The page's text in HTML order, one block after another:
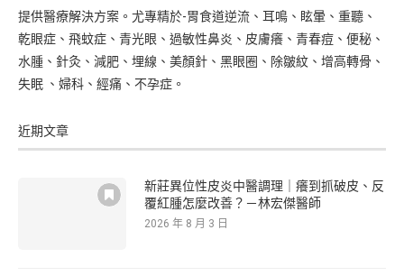
提供醫療解決方案。尤專精於-胃食道逆流、耳鳴、眩暈、重聽、
乾眼症、飛蚊症、青光眼、過敏性鼻炎、皮膚癢、青春痘、便秘、
水腫、針灸、減肥、埋線、美顏針、黑眼圈、除皺紋、增高轉骨、
失眠 、婦科、經痛、不孕症。
近期文章
新莊異位性皮炎中醫調理｜癢到抓破皮、反
覆紅腫怎麼改善？－林宏傑醫師
2026 年 8 月 3 日